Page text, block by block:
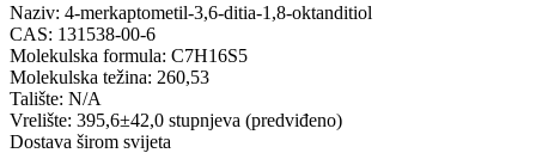
Naziv: 4-merkaptometil-3,6-ditia-1,8-oktanditiol
CAS: 131538-00-6
Molekulska formula: C7H16S5
Molekulska težina: 260,53
Talište: N/A
Vrelište: 395,6±42,0 stupnjeva (predviđeno)
Dostava širom svijeta